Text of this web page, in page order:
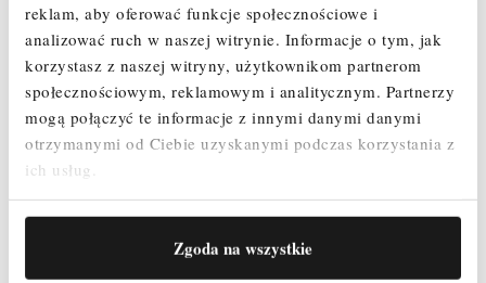
reklam, aby oferować funkcje społecznościowe i
analizować ruch w naszej witrynie. Informacje o tym, jak
korzystasz z naszej witryny, użytkownikom partnerom
społecznościowym, reklamowym i analitycznym. Partnerzy
mogą połączyć te informacje z innymi danymi danymi
otrzymanymi od Ciebie uzyskanymi podczas korzystania z
ich usług.
Zgoda na wszystkie
OPIS
OPINIE